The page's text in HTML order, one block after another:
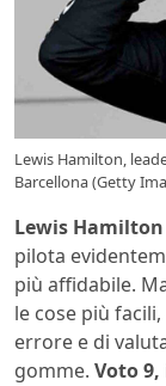
Lewis Hamilton,
Barcellona (Getty
Lewis Hamilton
pilota
più affidabile.
le cose più
errore e di
gomme. Voto